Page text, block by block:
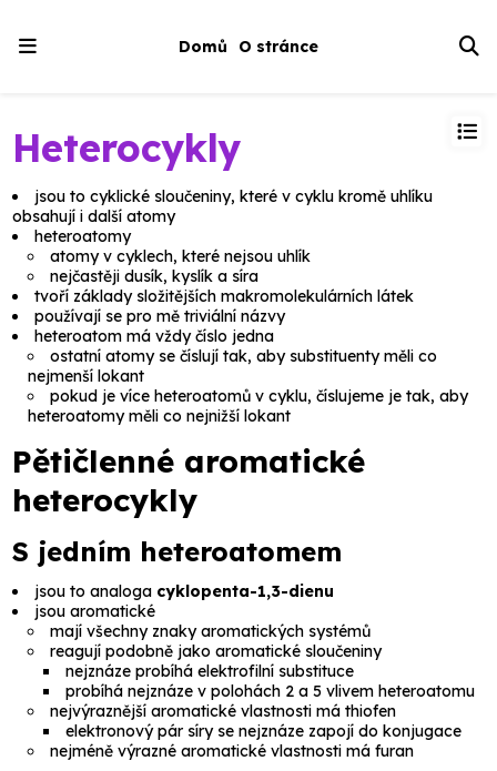
Domů O stránce
Heterocykly
jsou to cyklické sloučeniny, které v cyklu kromě uhlíku
obsahují i další atomy
heteroatomy
atomy v cyklech, které nejsou uhlík
nejčastěji dusík, kyslík a síra
tvoří základy složitějších makromolekulárních látek
používají se pro mě triviální názvy
heteroatom má vždy číslo jedna
ostatní atomy se číslují tak, aby substituenty měli co
nejmenší lokant
pokud je více heteroatomů v cyklu, číslujeme je tak, aby
heteroatomy měli co nejnižší lokant
Pětičlenné aromatické
heterocykly
S jedním heteroatomem
jsou to analoga cyklopenta-1,3-dienu
jsou aromatické
mají všechny znaky aromatických systémů
reagují podobně jako aromatické sloučeniny
nejznáze probíhá elektrofilní substituce
probíhá nejznáze v polohách 2 a 5 vlivem heteroatomu
nejvýraznější aromatické vlastnosti má thiofen
elektronový pár síry se nejznáze zapojí do konjugace
nejméně výrazné aromatické vlastnosti má furan